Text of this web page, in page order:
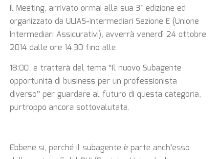
Il Meeting, arrivato ormai alla sua 3^ edizione ed
organizzato da ULIAS-Intermediari Sezione E (Unione
Intermediari Assicurativi), avverrà venerdì 24 ottobre
2014 dalle ore 14:30 fino alle
18:00, e tratterà del tema “Il nuovo Subagente
opportunità di business per un professionista
diverso” per guardare al futuro di questa categoria,
purtroppo ancora sottovalutata.
Ebbene si, perché il subagente è parte anch’esso